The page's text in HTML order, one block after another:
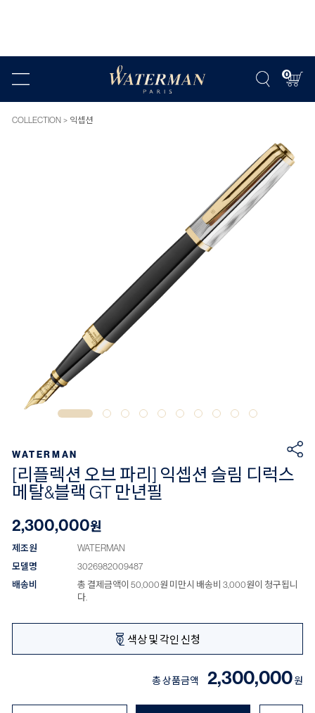
0
COLLECTION 익셉션
WATERMAN
[리플렉션 오브 파리] 익셉션 슬림 디럭스
메탈&블랙 GT 만년필
2,300,000원
제조원
WATERMAN
모델명
3026982009487
배송비
총 결제금액이 50,000원 미만시 배송비 3,000원이 청구됩니
다.
색상 및 각인 신청
총 상품금액 2,300,000원